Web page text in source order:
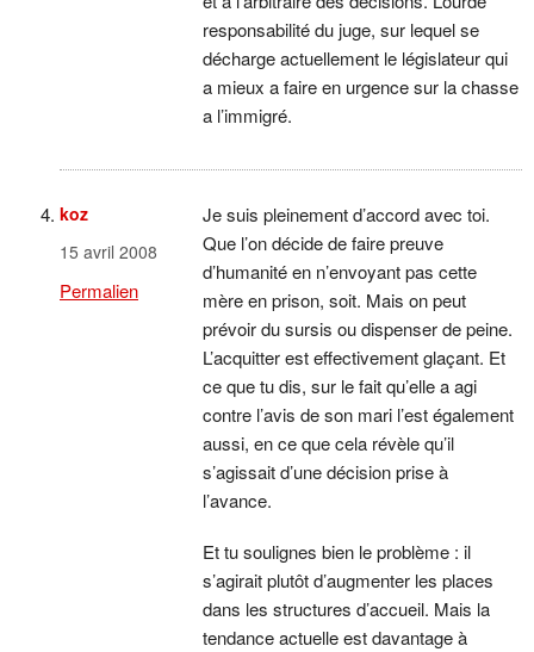
responsabilité du juge, sur lequel se
décharge actuellement le législateur qui
a mieux a faire en urgence sur la chasse
a l’immigré.
koz
15 avril 2008
Permalien
Je suis pleinement d’accord avec toi.
Que l’on décide de faire preuve
d’humanité en n’envoyant pas cette
mère en prison, soit. Mais on peut
prévoir du sursis ou dispenser de peine.
L’acquitter est effectivement glaçant. Et
ce que tu dis, sur le fait qu’elle a agi
contre l’avis de son mari l’est également
aussi, en ce que cela révèle qu’il
s’agissait d’une décision prise à
l’avance.
Et tu soulignes bien le problème : il
s’agirait plutôt d’augmenter les places
dans les structures d’accueil. Mais la
tendance actuelle est davantage à